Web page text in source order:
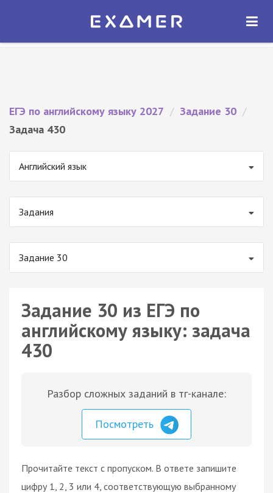
Экзамер — ЕГЭ 2027
ОТКРЫТЬ
ЕГЭ по английскому языку 2027 / Задание 30 /
Задача 430
Английский язык
Задания
Задание 30
Задание 30 из ЕГЭ по
английскому языку: задача
430
Разбор сложных заданий в тг-канале:
Посмотреть
Прочитайте текст с пропуском. В ответе запишите
цифру 1, 2, 3 или 4, соответствующую выбранному